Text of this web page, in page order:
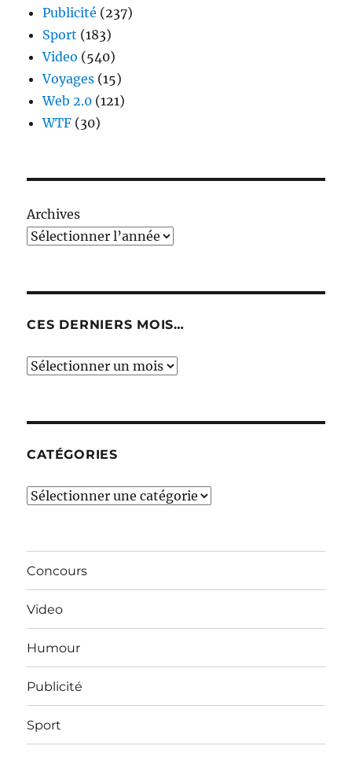
Publicité (237)
Sport (183)
Video (540)
Voyages (15)
Web 2.0 (121)
WTF (30)
Archives
CES DERNIERS MOIS…
Ces
CATÉGORIES
Catégories
Concours
Video
Humour
Publicité
Sport